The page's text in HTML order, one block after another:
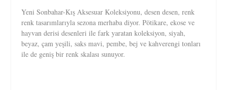
Yeni Sonbahar-Kış Aksesuar Koleksiyonu, desen desen, renk
renk tasarımlarıyla sezona merhaba diyor. Pötikare, ekose ve
hayvan derisi desenleri ile fark yaratan koleksiyon, siyah,
beyaz, çam yeşili, saks mavi, pembe, bej ve kahverengi tonları
ile de geniş bir renk skalası sunuyor.